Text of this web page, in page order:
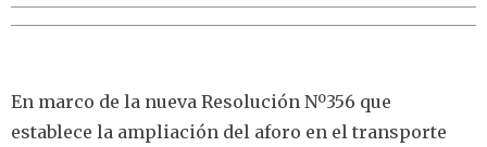
En marco de la nueva Resolución Nº356 que
establece la ampliación del aforo en el transporte